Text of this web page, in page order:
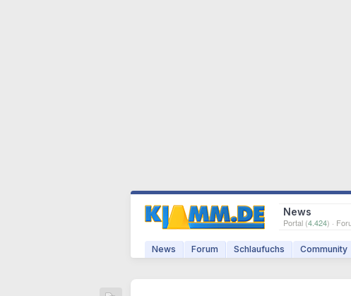
News
Portal (4.424) ·
News Forum Schlaufuchs Community